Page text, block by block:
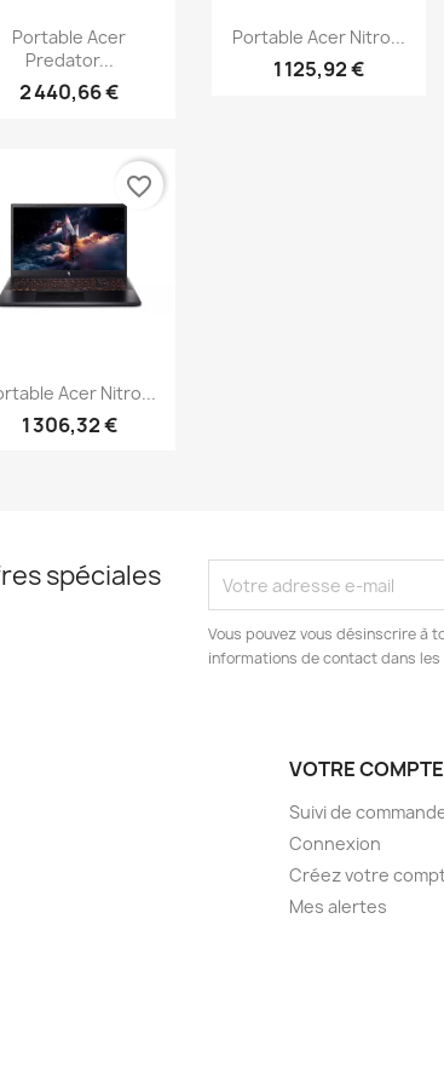
Aperçu rapide
Portable Acer
Predator...
2 440,66 €
Aperçu rapide
Portable Acer Nitro...
1 125,92 €
Aperçu rapide
Acer Nitro...
1 306,32 €
favorite_border
spéciales
Vous pouvez vous désinscrire à
informations de contact dans
VOTRE COMPTE
Suivi de
Connexion
Créez votre
Mes alertes